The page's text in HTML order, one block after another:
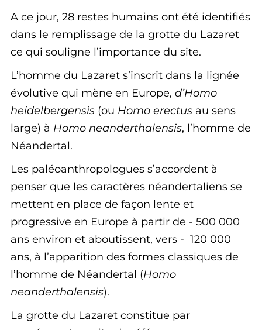
A ce jour, 28 restes humains ont été identifiés
dans le remplissage de la grotte du Lazaret
ce qui souligne l’importance du site.
L’homme du Lazaret s’inscrit dans la lignée
évolutive qui mène en Europe, d’Homo
heidelbergensis (ou Homo erectus au sens
large) à Homo neanderthalensis, l’homme de
Néandertal.
Les paléoanthropologues s’accordent à
penser que les caractères néandertaliens se
mettent en place de façon lente et
progressive en Europe à partir de - 500 000
ans environ et aboutissent, vers - 120 000
ans, à l’apparition des formes classiques de
l’homme de Néandertal (Homo
neanderthalensis).
La grotte du Lazaret constitue par